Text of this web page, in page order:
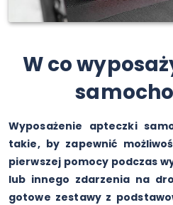
W co
Wyposażenie apteczki
takie, by zapewnić
pierwszej pomocy podczas
lub innego zdarzenia na
gotowe zestawy z